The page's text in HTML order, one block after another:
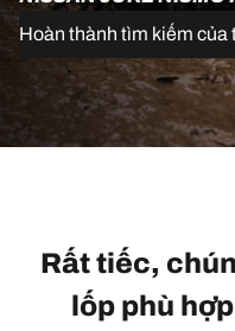
Hoàn thành tìm kiếm của
Rất tiếc,
lốp phù